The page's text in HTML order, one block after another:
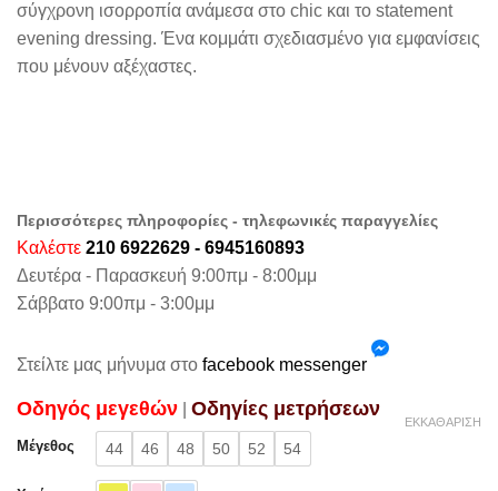
σύγχρονη ισορροπία ανάμεσα στο chic και το statement
evening dressing. Ένα κομμάτι σχεδιασμένο για εμφανίσεις
που μένουν αξέχαστες.
Περισσότερες πληροφορίες - τηλεφωνικές παραγγελίες
Καλέστε 210 6922629 - 6945160893
Δευτέρα - Παρασκευή 9:00πμ - 8:00μμ
Σάββατο 9:00πμ - 3:00μμ
Στείλτε μας μήνυμα στο facebook messenger
Oδηγός μεγεθών Oδηγίες μετρήσεων
Μέγεθος 44 46 48 50 52 54
ΕΚΚΑΘΆΡΙΣΗ